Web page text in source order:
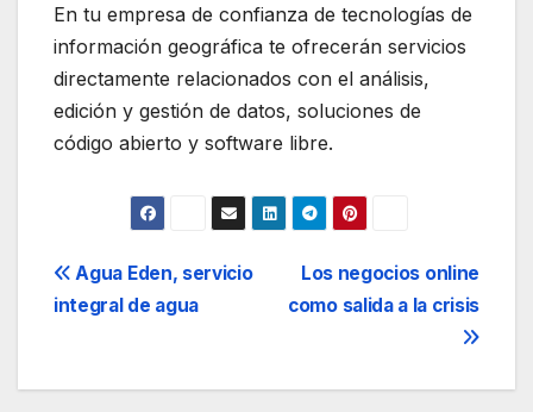
En tu empresa de confianza de tecnologías de
información geográfica te ofrecerán servicios
directamente relacionados con el análisis,
edición y gestión de datos, soluciones de
código abierto y software libre.
Navegación
de
entradas
Los negocios online
como salida a la crisis
Agua Eden, servicio
integral de agua